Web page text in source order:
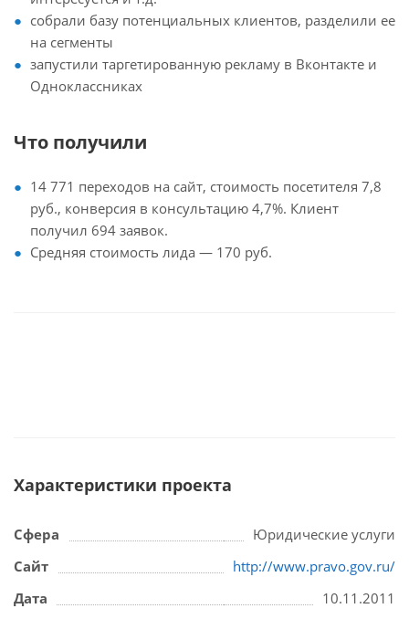
собрали базу потенциальных клиентов, разделили ее
на сегменты
запустили таргетированную рекламу в Вконтакте и
Одноклассниках
Что получили
14 771 переходов на сайт, стоимость посетителя 7,8
руб., конверсия в консультацию 4,7%. Клиент
получил 694 заявок.
Средняя стоимость лида — 170 руб.
Характеристики проекта
Сфера
Юридические услуги
Сайт
http://www.pravo.gov.ru/
Дата
10.11.2011